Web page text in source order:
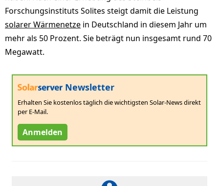
Forschungsinstituts Solites steigt damit die Leistung
solarer Wärmenetze in Deutschland in diesem Jahr um
mehr als 50 Prozent. Sie beträgt nun insgesamt rund 70
Megawatt.
Newsletter
Erhalten Sie kostenlos täglich die wichtigsten Solar-News direkt
per E-Mail.
Anmelden